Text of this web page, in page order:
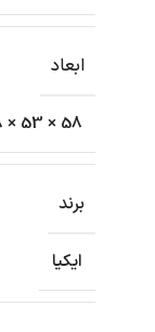
ابعاد
58 × 53 × 8 سانتیمتر
برند
ایکیا